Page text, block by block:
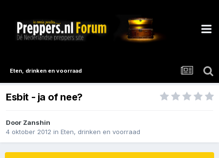
Eten, drinken en voorraad
Esbit - ja of nee?
Door Zanshin
4 oktober 2012 in Eten, drinken en voorraad